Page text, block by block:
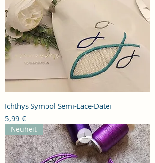
Ichthys Symbol Semi-Lace-Datei
Preis
5,99 €
Neuheit